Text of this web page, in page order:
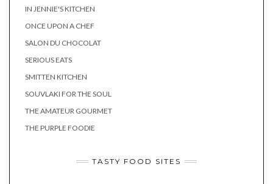
IN JENNIE'S KITCHEN
ONCE UPON A CHEF
SALON DU CHOCOLAT
SERIOUS EATS
SMITTEN KITCHEN
SOUVLAKI FOR THE SOUL
THE AMATEUR GOURMET
THE PURPLE FOODIE
TASTY FOOD SITES